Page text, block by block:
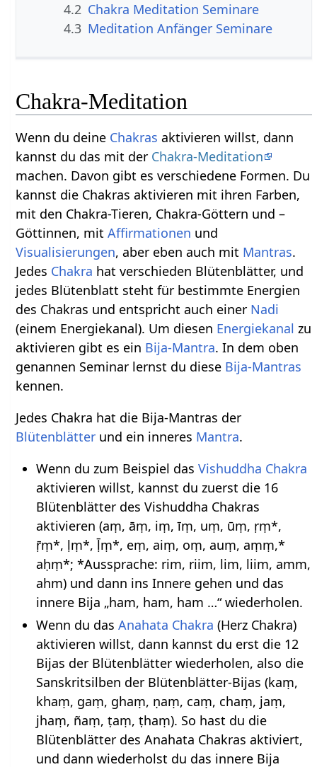
4.2 Chakra Meditation Seminare
4.3 Meditation Anfänger Seminare
Chakra-Meditation
Wenn du deine Chakras aktivieren willst, dann
kannst du das mit der Chakra-Meditation
machen. Davon gibt es verschiedene Formen. Du
kannst die Chakras aktivieren mit ihren Farben,
mit den Chakra-Tieren, Chakra-Göttern und –
Göttinnen, mitAffirmationen und
Visualisierungen, aber eben auch mit Mantras.
Jedes Chakra hat verschieden Blütenblätter, und
jedes Blütenblatt steht für bestimmte Energien
des Chakras und entspricht auch einer Nadi
(einem Energiekanal). Um diesen Energiekanal zu
aktivieren gibt es ein Bija-Mantra. In dem oben
genannen Seminar lernst du diese Bija-Mantras
kennen.
Jedes Chakra hat die Bija-Mantras der
Blütenblätter und ein inneres Mantra.
Wenn du zum Beispiel das Vishuddha Chakra
aktivieren willst, kannst du zuerst die 16
Blütenblätter des Vishuddha Chakras
aktivieren (aṃ, āṃ, iṃ, īṃ, uṃ, ūṃ, ṛṃ*,
ṝṃ*, ḷṃ*, ḹṃ*, eṃ, aiṃ, oṃ, auṃ, aṃṃ,*
aḥṃ*; *Aussprache: rim, riim, lim, liim, amm,
ahm) und dann ins Innere gehen und das
innere Bija „ham, ham, ham …“ wiederholen.
Wenn du das Anahata Chakra (Herz Chakra)
aktivieren willst, dann kannst du erst die 12
Bijas der Blütenblätter wiederholen, also die
Sanskritsilben der Blütenblätter-Bijas (kaṃ,
khaṃ, gaṃ, ghaṃ, ṇaṃ, caṃ, chaṃ, jaṃ,
jhaṃ, ñaṃ, ṭaṃ, ṭhaṃ). So hast du die
Blütenblätter des Anahata Chakras aktiviert,
und dann wiederholst du das innere Bija